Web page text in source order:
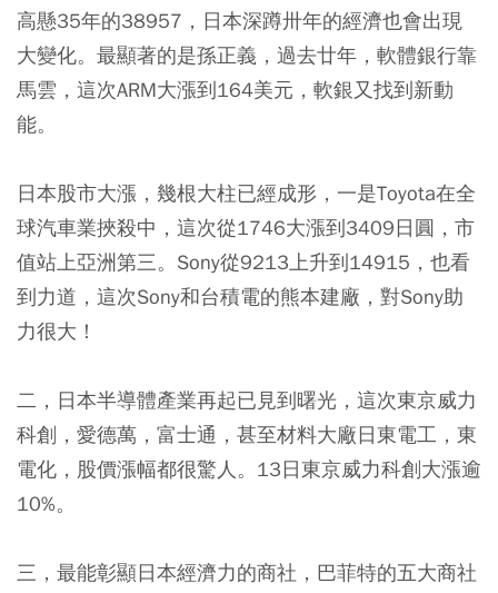
高懸35年的38957，日本深蹲卅年的經濟也會出現
大變化。最顯著的是孫正義，過去廿年，軟體銀行靠
馬雲，這次ARM大漲到164美元，軟銀又找到新動
能。
日本股市大漲，幾根大柱已經成形，一是Toyota在全
球汽車業挾殺中，這次從1746大漲到3409日圓，市
值站上亞洲第三。Sony從9213上升到14915，也看
到力道，這次Sony和台積電的熊本建廠，對Sony助
力很大！
二，日本半導體產業再起已見到曙光，這次東京威力
科創，愛德萬，富士通，甚至材料大廠日東電工，東
電化，股價漲幅都很驚人。13日東京威力科創大漲逾
10%。
三，最能彰顯日本經濟力的商社，巴菲特的五大商社